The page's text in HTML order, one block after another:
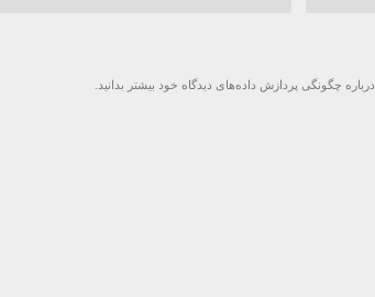
درباره چگونگی پردازش داده‌های دیدگاه خود بیشتر بدانید.